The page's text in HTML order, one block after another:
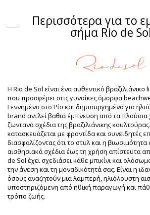
Σύνθεση
Σύνθεση: 84% Polyamide, 16% Elastane -
Επένδυση: 84% Polyamide, 16% Elastane -
Προστασία UV: UPF 50+
Πληροφορίες
Τμήμα: Γυναίκα, Σουτιέν
Η συσκευασία περιλαμβάνει: 1 x Σουτιέν
περιλαμβάνονται άλλα αξεσουάρ)
HS CODE: 6112.41.0010
SKU: 1981126903
EAN: S (7899810453259), M
XL (7899810453440), XXL (7899810465504)
Βάρος: 55g / 0.12lb / 1.94oz
Βελτιωμένες ψηφιακά φωτογραφίες
Οδηγίες
φροντίδας
Οδηγίες φροντίδας για: Rio de Sol
Περισσότερα για το
σήμα Rio de Sol
Η Rio de Sol είναι ένα αυθεντικό
που προσφέρει στις γυναίκες όμορφα
Γεννημένο στο Ρίο και δημιουργημένο για
brand αντλεί βαθιά έμπνευση από τα πλούσια
ζωντανά σχέδια της βραζιλιάνικης
κατασκευάζεται με φροντίδα και συνειδητές
διασφαλίζοντας ότι το στυλ και η
αισθησιακά σχέδια έως τη χρήση απίστευτα
de Sol έχει σχεδιάσει κάθε μπικίνι και
την άνεση και τη μοναδικότητά σας. Είναι η
όσους αναζητούν μια λαμπερή, ηλιόλουστη
υποστηριζόμενη από ηθική παραγωγή και
τρόπο ζωής.